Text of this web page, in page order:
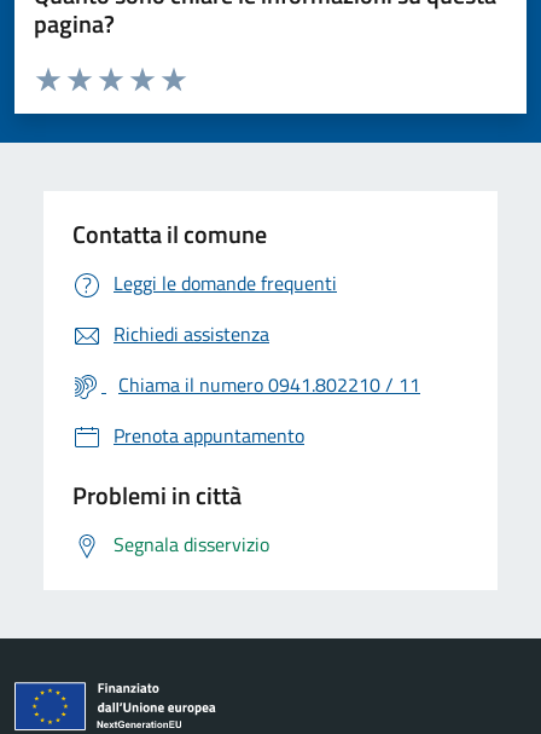
pagina?
Valuta da 1 a 5 stelle la pagina
Valuta 5 stelle su 5
Valuta 4 stelle su 5
Valuta 3 stelle su 5
Valuta 2 stelle su 5
Valuta 1 stelle su 5
Contatta il comune
Leggi le domande frequenti
Richiedi assistenza
Chiama il numero 0941.802210 / 11
Prenota appuntamento
Problemi in città
Segnala disservizio